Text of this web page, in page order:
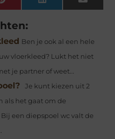
PinterestLinkedIn Email
Ben je ook al een hele
vloerkleed? Lukt het niet
je partner of weet...
Je kunt kiezen uit 2
als het gaat om de
een diepspoel wc valt de